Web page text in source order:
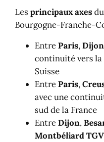
Lesprincipaux axes
Bourgogne-Franche-
EntreParis,Dijon
continuité vers la
Suisse
EntreParis,
avec une
sud de la France
EntreDijon,
Montbéliard TGV